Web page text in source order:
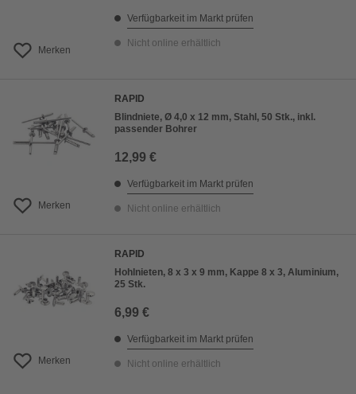
Merken
Verfügbarkeit im Markt prüfen
Nicht online erhältlich
Merken
RAPID
Blindniete, Ø 4,0 x 12 mm, Stahl, 50 Stk., inkl.
passender Bohrer
12,99 €
Verfügbarkeit im Markt prüfen
Nicht online erhältlich
Merken
RAPID
Hohlnieten, 8 x 3 x 9 mm, Kappe 8 x 3, Aluminium,
25 Stk.
6,99 €
Verfügbarkeit im Markt prüfen
Nicht online erhältlich